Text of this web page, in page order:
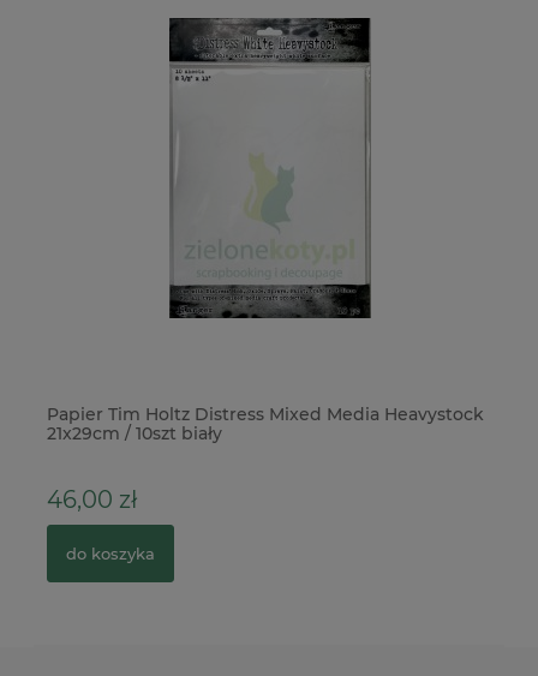
Papier Tim Holtz Distress Mixed Media Heavystock
21x29cm / 10szt biały
46,00 zł
do koszyka